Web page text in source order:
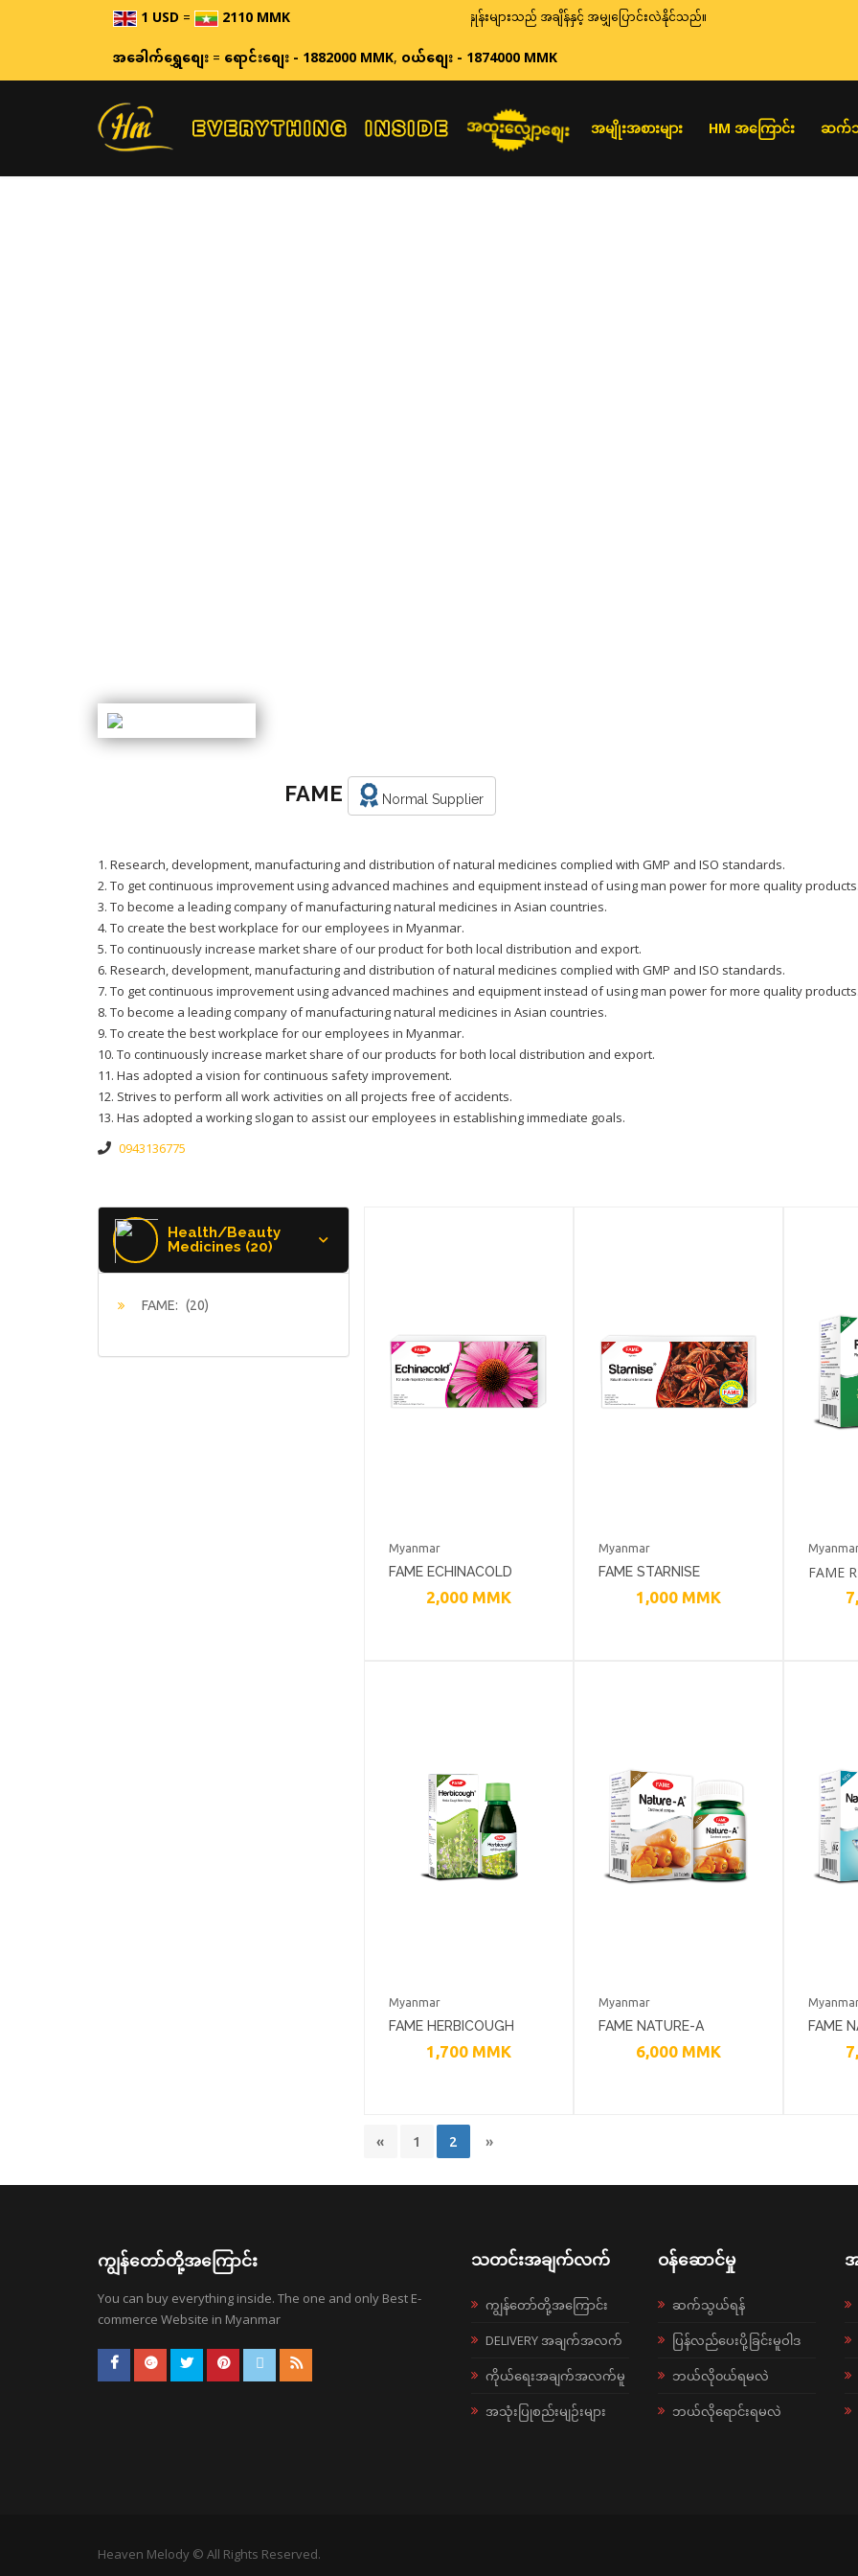
1 USD= 2110 MMK ဈေးနှုန်းများသည် အချိန်နှင့် အမျှပြောင်းလဲနိုင်သည်။
အခေါက်ရွှေစျေး=ရောင်းစျေး - 1882000 MMK,ဝယ်စျေး - 1874000 MMK
အထူးလျှော့စျေး အမျိုးအစားများ HM အကြောင်း ဆက်
FAME Normal Supplier
1. Research, development, manufacturing and distribution of natural medicines complied with GMP and ISO standards.
2. To get continuous improvement using advanced machines and equipment instead of using man power for more quality
3. To become a leading company of manufacturing natural medicines in Asian countries.
4. To create the best workplace for our employees in Myanmar.
5. To continuously increase market share of our product for both local distribution and export.
6. Research, development, manufacturing and distribution of natural medicines complied with GMP and ISO standards.
7. To get continuous improvement using advanced machines and equipment instead of using man power for more quality
8. To become a leading company of manufacturing natural medicines in Asian countries.
9. To create the best workplace for our employees in Myanmar.
10. To continuously increase market share of our products for both local distribution and export.
11. Has adopted a vision for continuous safety improvement.
12. Strives to perform all work activities on all projects free of accidents.
13. Has adopted a working slogan to assist our employees in establishing immediate goals.
0943136775
Health/Beauty
Medicines (20)
FAME: (20)
Myanmar
FAME ECHINACOLD
RESPIRATORY HEALTH
2,000 MMK
Myanmar
FAME STARNISE
RESPIRATORY HEALTH
1,000 MMK
FAME
Myanmar
FAME HERBICOUGH
RESPIRATORY HEALTH
1,700 MMK
Myanmar
FAME NATURE-A
URINARY TRACT
6,000 MMK
FAME
« 1 2 »
ကျွန်တော်တို့အကြောင်း
You can buy everything inside. The one and only Best E-
commerce Website in Myanmar
သတင်းအချက်လက်
ကျွန်တော်တို့အကြောင်း
DELIVERY အချက်အလက်
ကိုယ်ရေးအချက်အလက်မူ
အသုံးပြုစည်းမျဉ်းများ
ဝန်ဆောင်မှု
ဆက်သွယ်ရန်
ပြန်လည်ပေးပို့ခြင်းမူဝါဒ
ဘယ်လို၀ယ်ရမလဲ
ဘယ်လိုရောင်းရမလဲ
Heaven Melody © All Rights Reserved.